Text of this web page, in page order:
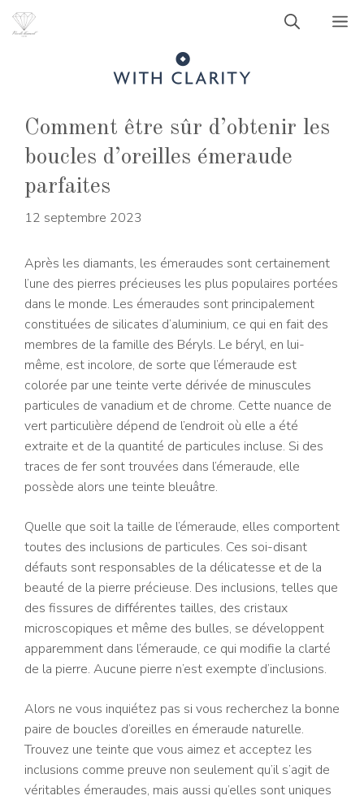
Aller
Comment être sûr d’obtenir les
boucles d’oreilles émeraude
parfaites
12 septembre 2023
Après les diamants, les émeraudes sont certainement
l’une des pierres précieuses les plus populaires portées
dans le monde. Les émeraudes sont principalement
constituées de silicates d’aluminium, ce qui en fait des
membres de la famille des Béryls. Le béryl, en lui-
même, est incolore, de sorte que l’émeraude est
colorée par une teinte verte dérivée de minuscules
particules de vanadium et de chrome. Cette nuance de
vert particulière dépend de l’endroit où elle a été
extraite et de la quantité de particules incluse. Si des
traces de fer sont trouvées dans l’émeraude, elle
possède alors une teinte bleuâtre.
Quelle que soit la taille de l’émeraude, elles comportent
toutes des inclusions de particules. Ces soi-disant
défauts sont responsables de la délicatesse et de la
beauté de la pierre précieuse. Des inclusions, telles que
des fissures de différentes tailles, des cristaux
microscopiques et même des bulles, se développent
apparemment dans l’émeraude, ce qui modifie la clarté
de la pierre. Aucune pierre n’est exempte d’inclusions.
Alors ne vous inquiétez pas si vous recherchez la bonne
paire de boucles d’oreilles en émeraude naturelle.
Trouvez une teinte que vous aimez et acceptez les
inclusions comme preuve non seulement qu’il s’agit de
véritables émeraudes, mais aussi qu’elles sont uniques